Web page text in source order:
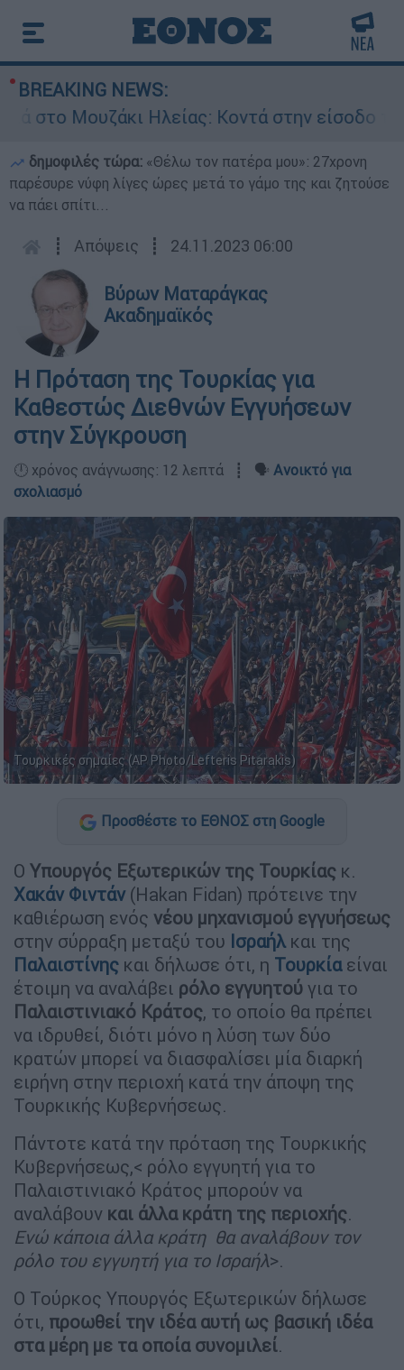
BREAKING NEWS:
Ηλείας: Κοντά στην είσοδο του χωριού οι
δημοφιλές τώρα: «Θέλω τον πατέρα μου»: 27χρονη
παρέσυρε νύφη λίγες ώρες μετά το γάμο της και ζητούσε
να πάει σπίτι...
┋ Απόψεις ┋ 24.11.2023 06:00
Βύρων Ματαράγκας
Ακαδημαϊκός
Η Πρόταση της Τουρκίας για
Καθεστώς Διεθνών Εγγυήσεων
στην Σύγκρουση
🕛 χρόνος ανάγνωσης: 12 λεπτά ┋ 🗣️ Ανοικτό για
σχολιασμό
Τουρκικές σημαίες (AP Photo/Lefteris Pitarakis)
Προσθέστε το ΕΘΝΟΣ στη Google
Ο Υπουργός Εξωτερικών της Τουρκίας κ.
Χακάν Φιντάν(Hakan Fidan) πρότεινε την
καθιέρωση ενός νέου μηχανισμού εγγυήσεως
στην σύρραξη μεταξύ του Ισραήλ και της
Παλαιστίνης και δήλωσε ότι, η Τουρκίαείναι
έτοιμη να αναλάβει ρόλο εγγυητού για το
Παλαιστινιακό Kράτος, το οποίο θα πρέπει
να ιδρυθεί, διότι μόνο η λύση των δύο
κρατών μπορεί να διασφαλίσει μία διαρκή
ειρήνη στην περιοχή κατά την άποψη της
Τουρκικής Κυβερνήσεως.
Πάντοτε κατά την πρόταση της Τουρκικής
Κυβερνήσεως,< ρόλο εγγυητή για το
Παλαιστινιακό Kράτος μπορούν να
αναλάβουν και άλλα κράτη της περιοχής.
Ενώ κάποια άλλα κράτη θα αναλάβουν τον
ρόλο του εγγυητή για το Ισραήλ>.
Ο Τούρκος Υπουργός Εξωτερικών δήλωσε
ότι, προωθεί την ιδέα αυτή ως βασική ιδέα
στα μέρη με τα οποία συνομιλεί.